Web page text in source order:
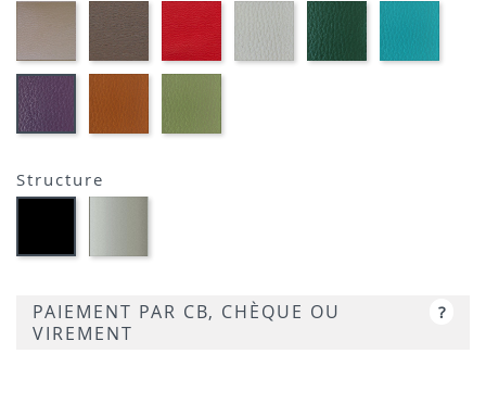
EKOS
GREGE-
SIMILI
MARRON
MEXICO-
SIMILI
PLANET
ROUGE-
SIMILI
FLUSKO
GRIS
CLAIR-
FLUSKO
VERT
BOUTEILLE-
AUBERGINE-
Structure
opaque
PAIEMENT PAR CB, CHÈQUE OU
VIREMENT
?